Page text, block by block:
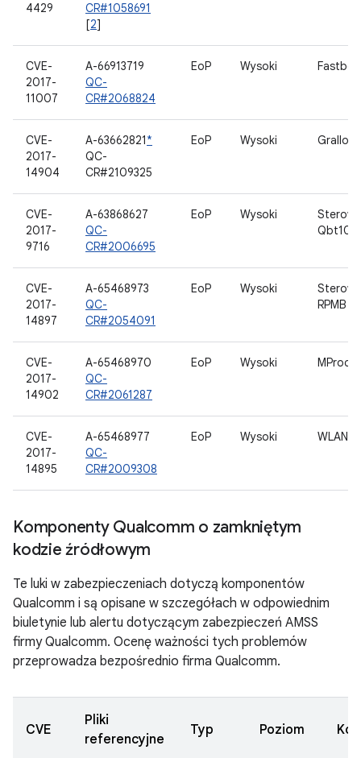
4429
CR#1058691
[2]
CVE-
2017-
11007
A-66913719
QC-
CR#2068824
EoP Wysoki
CVE-
2017-
14904
A-63662821*
QC-
CR#2109325
EoP Wysoki Gralloc
CVE-
2017-
9716
A-63868627
QC-
CR#2006695
EoP Wysoki
CVE-
2017-
14897
A-65468973
QC-
CR#2054091
EoP Wysoki
RPMB
CVE-
2017-
14902
A-65468970
QC-
CR#2061287
EoP Wysoki MProc
CVE-
2017-
14895
A-65468977
QC-
CR#2009308
EoP Wysoki WLAN
Komponenty Qualcomm o zamkniętym
kodzie źródłowym
Te luki w zabezpieczeniach dotyczą komponentów
Qualcomm i są opisane w szczegółach w odpowiednim
biuletynie lub alertu dotyczącym zabezpieczeń AMSS
firmy Qualcomm. Ocenę ważności tych problemów
przeprowadza bezpośrednio firma Qualcomm.
CVE
Pliki
referencyjne
Typ Poziom